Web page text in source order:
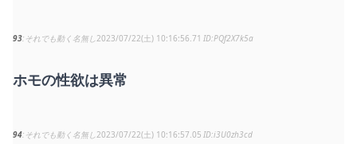
93 それでも動く名無し2023/07/22(土) 10:16:56.71 PQf2X7k5a
ホモの性欲は異常
94 それでも動く名無し2023/07/22(土) 10:16:57.05 i3U0zh3cd